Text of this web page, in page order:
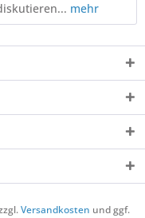
mehr
Versandkosten und ggf.